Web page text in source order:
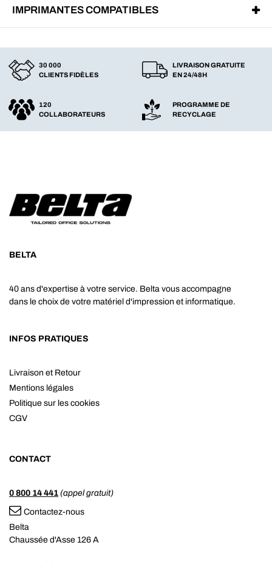
IMPRIMANTES COMPATIBLES
30 000
CLIENTS FIDÈLES
LIVRAISON GRATUITE
EN 24/48H
120
COLLABORATEURS
PROGRAMME DE
RECYCLAGE
BELTA
40 ans d'expertise à votre service. Belta vous accompagne
dans le choix de votre matériel d'impression et informatique.
INFOS PRATIQUES
Livraison et Retour
Mentions légales
Politique sur les cookies
CGV
CONTACT
0 800 14 441 (appel gratuit)
Contactez-nous
Belta
Chaussée d'Asse 126 A